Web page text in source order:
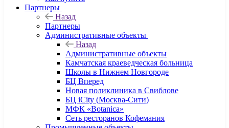
Партнеры
Назад
Партнеры
Административные объекты
Назад
Административные объекты
Камчатская краеведческая больница
Школы в Нижнем Новгороде
БЦ Вперед
Новая поликлиника в Свиблове
БЦ iCity (Москва-Сити)
МФК «Botanica»
Сеть ресторанов Кофемания